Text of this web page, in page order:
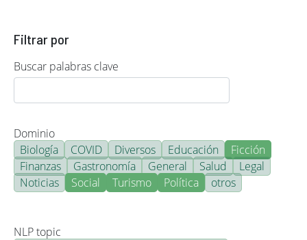
Filtrar por
Buscar palabras clave
Dominio
Biología
COVID Diversos Educación
Ficción
Finanzas
Gastronomía General Salud
Legal
Noticias
Social Turismo Política otros
NLP topic